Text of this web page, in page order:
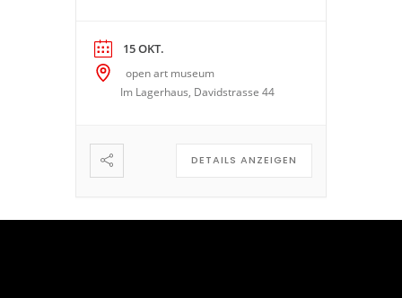
führt zu spannenden Fragen:
Wann wird ein Gedanke in
Sprache gefasst, wann nimmt
er verschriftlicht die Form
Bild ausdrücken, das ein Text
nicht kann […]
15 OKT.
open art museum
Im Lagerhaus, Davidstrasse 44
DETAILS ANZEIGEN